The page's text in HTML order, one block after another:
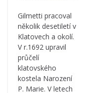
Gilmetti pracoval
několik desetiletí v
Klatovech a okolí.
V r.1692 upravil
průčelí
klatovského
kostela Narození
P. Marie. V letech